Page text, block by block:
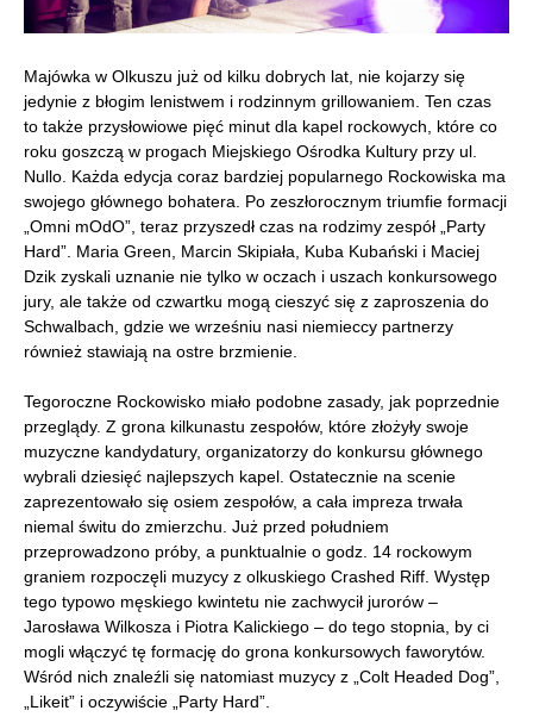
Majówka w Olkuszu już od kilku dobrych lat, nie kojarzy się
jedynie z błogim lenistwem i rodzinnym grillowaniem. Ten czas
to także przysłowiowe pięć minut dla kapel rockowych, które co
roku goszczą w progach Miejskiego Ośrodka Kultury przy ul.
Nullo. Każda edycja coraz bardziej popularnego Rockowiska ma
swojego głównego bohatera. Po zeszłorocznym triumfie formacji
„Omni mOdO”, teraz przyszedł czas na rodzimy zespół „Party
Hard”. Maria Green, Marcin Skipiała, Kuba Kubański i Maciej
Dzik zyskali uznanie nie tylko w oczach i uszach konkursowego
jury, ale także od czwartku mogą cieszyć się z zaproszenia do
Schwalbach, gdzie we wrześniu nasi niemieccy partnerzy
również stawiają na ostre brzmienie.
Tegoroczne Rockowisko miało podobne zasady, jak poprzednie
przeglądy. Z grona kilkunastu zespołów, które złożyły swoje
muzyczne kandydatury, organizatorzy do konkursu głównego
wybrali dziesięć najlepszych kapel. Ostatecznie na scenie
zaprezentowało się osiem zespołów, a cała impreza trwała
niemal świtu do zmierzchu. Już przed południem
przeprowadzono próby, a punktualnie o godz. 14 rockowym
graniem rozpoczęli muzycy z olkuskiego Crashed Riff. Występ
tego typowo męskiego kwintetu nie zachwycił jurorów –
Jarosława Wilkosza i Piotra Kalickiego – do tego stopnia, by ci
mogli włączyć tę formację do grona konkursowych faworytów.
Wśród nich znaleźli się natomiast muzycy z „Colt Headed Dog”,
„Likeit” i oczywiście „Party Hard”.